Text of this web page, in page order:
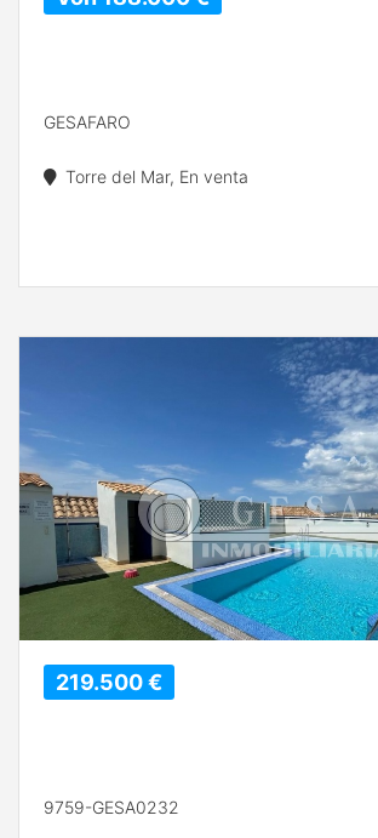
GESAFARO
Torre del Mar, En venta
219.500 €
9759-GESA0232